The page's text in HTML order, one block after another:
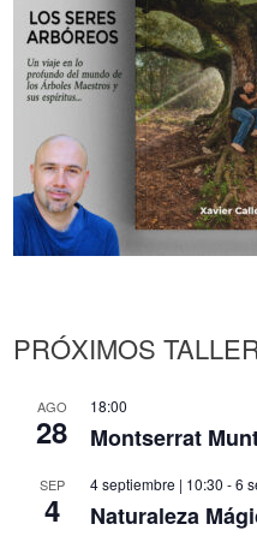
PRÓXIMOS
AGO
28
18:00
Montserrat
SEP
4
4 septiembre | 10:30 -6
Naturaleza